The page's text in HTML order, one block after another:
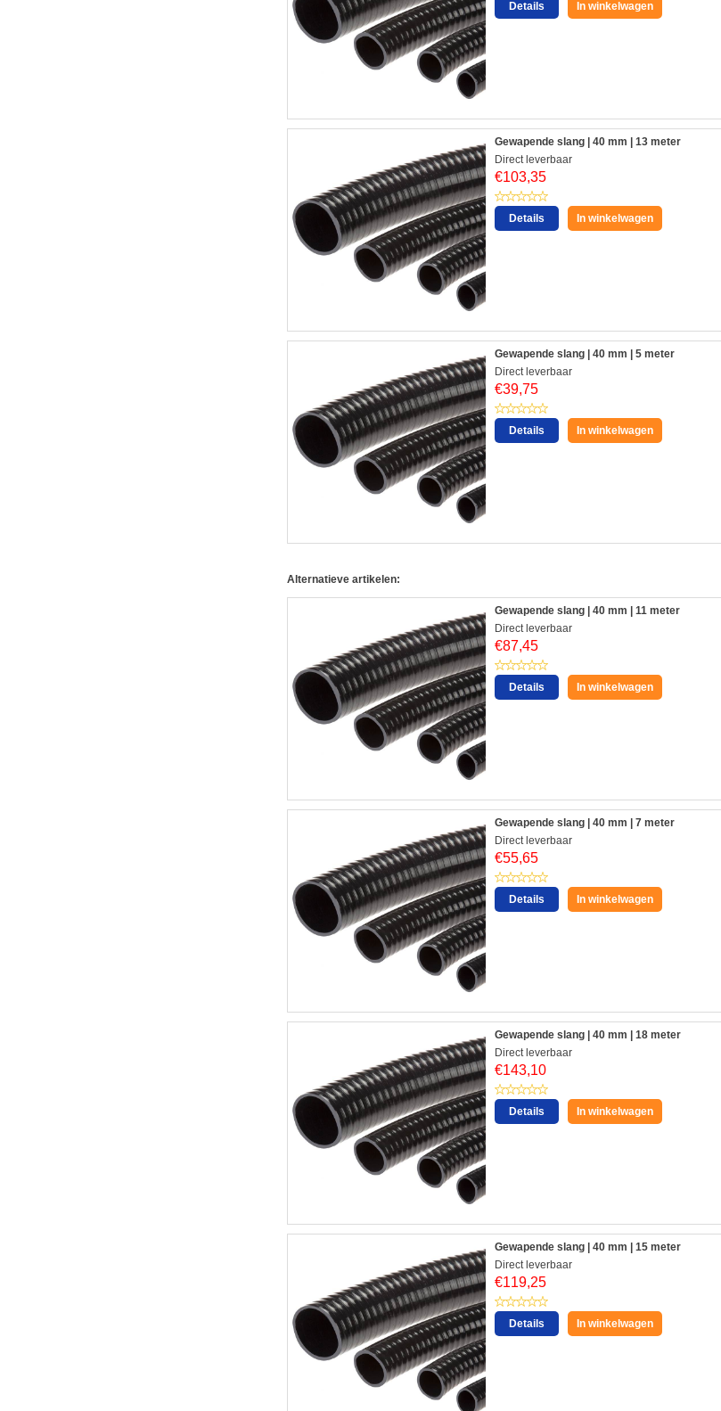
Details In winkelwagen
Gewapende slang | 40 mm | 13 meter
Direct leverbaar
€103,35
Details In winkelwagen
Gewapende slang | 40 mm | 5 meter
Direct leverbaar
€39,75
Details In winkelwagen
Alternatieve artikelen:
Gewapende slang | 40 mm | 11 meter
Direct leverbaar
€87,45
Details In winkelwagen
Gewapende slang | 40 mm | 7 meter
Direct leverbaar
€55,65
Details In winkelwagen
Gewapende slang | 40 mm | 18 meter
Direct leverbaar
€143,10
Details In winkelwagen
Gewapende slang | 40 mm | 15 meter
Direct leverbaar
€119,25
Details In winkelwagen